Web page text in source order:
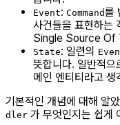
Event: Command를
사건들을 표현하는
Single Source Of
State: 일련의
뜻합니다. 일반적으
메인 엔티티라고 생
기본적인 개념에 대해 알
dler 가 무엇인지는 쉽게